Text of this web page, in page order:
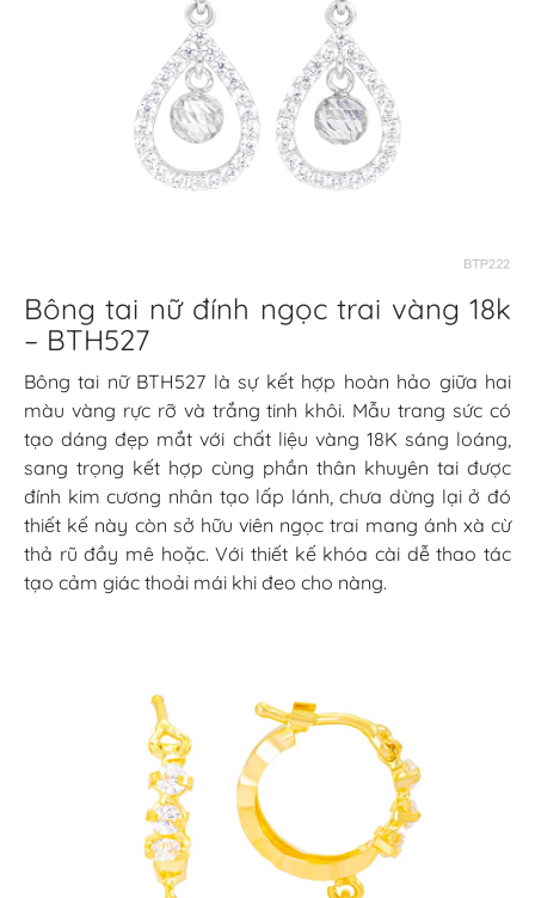
Bông tai nữ đính ngọc trai vàng 18k
– BTH527
Bông tai nữ BTH527 là sự kết hợp hoàn hảo giữa hai
màu vàng rực rỡ và trắng tinh khôi. Mẫu trang sức có
tạo dáng đẹp mắt với chất liệu vàng 18K sáng loáng,
sang trọng kết hợp cùng phần thân khuyên tai được
đính kim cương nhân tạo lấp lánh, chưa dừng lại ở đó
thiết kế này còn sở hữu viên ngọc trai mang ánh xà cừ
thả rũ đầy mê hoặc. Với thiết kế khóa cài dễ thao tác
tạo cảm giác thoải mái khi đeo cho nàng.